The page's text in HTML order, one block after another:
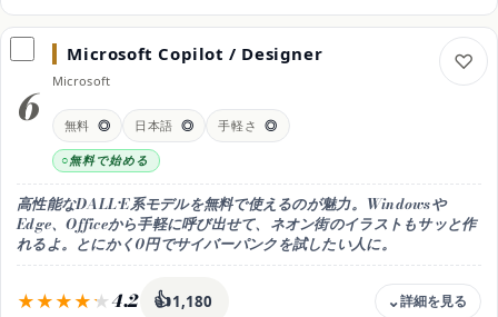
料金
無料枠 / Standard 月9.99ドル
無料枠
無料は毎月25クレジットまで。
商用安全に使うならStandard(月9.99ドル)
目安（円/月換算）
商用補償つきで月9.99ドル(2,000クレジット)
商用利用
◎ 安心（補償あり）
日本語
◎
商用・仕事で安全に
6
Microsoft Copilot / Designer
Microsoft
無料 ◎ 日本語 ◎ 手軽さ ◎
無料で始める
高性能なDALL·E系モデルを無料で使えるのが魅力。Windowsや
Edge、Officeから手軽に呼び出せて、ネオン街のイラストもサッと作
れるよ。とにかく0円でサイバーパンクを試したい人に。
4.2 👍1,180